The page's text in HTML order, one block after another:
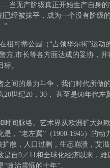
当无产阶级真正开始生产自身
已经被抹平，成为一个没有阶级
”
祖可蒂公园（“占领华尔街”运动
方,市长等各方面达成的妥协，
。
之间的暴力斗争，我们时代所做
世纪20，30， 甚至是60年代左
时间脉络。艺术界从欧洲扩大到
，“老左翼”（1900-1945）的动
扩散，人口过剩，生态崩溃，艾
自9／11和全球化经济以来，难
政治震慑的十年”。